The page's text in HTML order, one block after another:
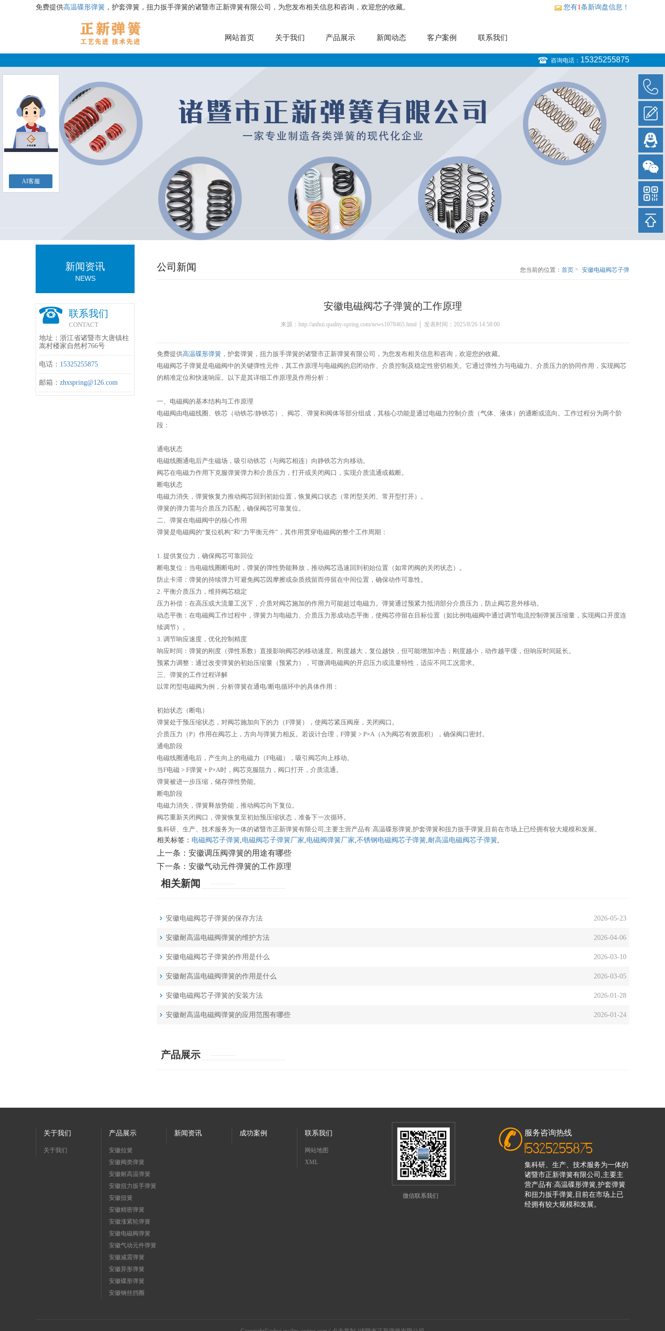
免费提供高温碟形弹簧 ，护套弹簧，扭力扳手弹簧的诸暨市正新弹簧有限公司，为您发布相关信息和咨询，欢迎您的收藏。 您有1条新询盘信息！
网站首页 关于我们 产品展示 新闻动态 客户案例 联系我们
咨询电话： 15325255875
新闻资讯
NEWS
联系我们
CONTACT
地址：浙江省诸暨市大唐镇柱
嵩村楼家自然村766号
电话： 15325255875
邮箱： zhxspring@126.com
公司新闻 您当前的位置： 首页 > 安徽电磁阀芯子弹
安徽电磁阀芯子弹簧的工作原理
来源：http://anhui.quality-spring.com/news1078465.html │ 发表时间：2025/8/26 14:58:00
免费提供高温碟形弹簧，护套弹簧，扭力扳手弹簧的诸暨市正新弹簧有限公司，为您发布相关信息和咨询，欢迎您的收藏。
电磁阀芯子弹簧是电磁阀中的关键弹性元件，其工作原理与电磁阀的启闭动作、介质控制及稳定性密切相关。它通过弹性力与电磁力、介质压力的协同作用，实现阀芯
的精准定位和快速响应。以下是其详细工作原理及作用分析：
一、电磁阀的基本结构与工作原理
电磁阀由电磁线圈、铁芯（动铁芯/静铁芯）、阀芯、弹簧和阀体等部分组成，其核心功能是通过电磁力控制介质（气体、液体）的通断或流向。工作过程分为两个阶
段：
通电状态
电磁线圈通电后产生磁场，吸引动铁芯（与阀芯相连）向静铁芯方向移动。
阀芯在电磁力作用下克服弹簧弹力和介质压力，打开或关闭阀口，实现介质流通或截断。
断电状态
电磁力消失，弹簧恢复力推动阀芯回到初始位置，恢复阀口状态（常闭型关闭、常开型打开）。
弹簧的弹力需与介质压力匹配，确保阀芯可靠复位。
二、弹簧在电磁阀中的核心作用
弹簧是电磁阀的“复位机构”和“力平衡元件”，其作用贯穿电磁阀的整个工作周期：
1. 提供复位力，确保阀芯可靠回位
断电复位：当电磁线圈断电时，弹簧的弹性势能释放，推动阀芯迅速回到初始位置（如常闭阀的关闭状态）。
防止卡滞：弹簧的持续弹力可避免阀芯因摩擦或杂质残留而停留在中间位置，确保动作可靠性。
2. 平衡介质压力，维持阀芯稳定
压力补偿：在高压或大流量工况下，介质对阀芯施加的作用力可能超过电磁力。弹簧通过预紧力抵消部分介质压力，防止阀芯意外移动。
动态平衡：在电磁阀工作过程中，弹簧力与电磁力、介质压力形成动态平衡，使阀芯停留在目标位置（如比例电磁阀中通过调节电流控制弹簧压缩量，实现阀口开度连
续调节）。
3. 调节响应速度，优化控制精度
响应时间：弹簧的刚度（弹性系数）直接影响阀芯的移动速度。刚度越大，复位越快，但可能增加冲击；刚度越小，动作越平缓，但响应时间延长。
预紧力调整：通过改变弹簧的初始压缩量（预紧力），可微调电磁阀的开启压力或流量特性，适应不同工况需求。
三、弹簧的工作过程详解
以常闭型电磁阀为例，分析弹簧在通电/断电循环中的具体作用：
初始状态（断电）
弹簧处于预压缩状态，对阀芯施加向下的力（F弹簧），使阀芯紧压阀座，关闭阀口。
介质压力（P）作用在阀芯上，方向与弹簧力相反。若设计合理，F弹簧 > P×A（A为阀芯有效面积），确保阀口密封。
通电阶段
电磁线圈通电后，产生向上的电磁力（F电磁），吸引阀芯向上移动。
当F电磁 > F弹簧 + P×A时，阀芯克服阻力，阀口打开，介质流通。
弹簧被进一步压缩，储存弹性势能。
断电阶段
电磁力消失，弹簧释放势能，推动阀芯向下复位。
阀芯重新关闭阀口，弹簧恢复至初始预压缩状态，准备下一次循环。
集科研、生产、技术服务为一体的诸暨市正新弹簧有限公司,主要主营产品有:高温碟形弹簧,护套弹簧和扭力扳手弹簧,目前在市场上已经拥有较大规模和发展。
相关标签： 电磁阀芯子弹簧,电磁阀芯子弹簧厂家,电磁阀弹簧厂家,不锈钢电磁阀芯子弹簧,耐高温电磁阀芯子弹簧,
上一条： 安徽调压阀弹簧的用途有哪些
下一条： 安徽气动元件弹簧的工作原理
相关新闻
安徽电磁阀芯子弹簧的保存方法 2026-05-23
安徽耐高温电磁阀弹簧的维护方法 2026-04-06
安徽电磁阀芯子弹簧的作用是什么 2026-03-10
安徽耐高温电磁阀弹簧的作用是什么 2026-03-05
安徽电磁阀芯子弹簧的安装方法 2026-01-28
安徽耐高温电磁阀弹簧的应用范围有哪些 2026-01-24
产品展示
关于我们
关于我们
产品展示
安徽拉簧
安徽阀类弹簧
安徽耐高温弹簧
安徽扭力扳手弹簧
安徽扭簧
安徽精密弹簧
安徽涨紧轮弹簧
安徽电磁阀弹簧
安徽气动元件弹簧
安徽减震弹簧
安徽异形弹簧
安徽碟形弹簧
安徽钢丝挡圈
新闻资讯 成功案例 联系我们
网站地图
XML
微信联系我们
服务咨询热线
15325255875
集科研、生产、技术服务为一体的
诸暨市正新弹簧有限公司,主要主
营产品有:高温碟形弹簧,护套弹簧
和扭力扳手弹簧,目前在市场上已
经拥有较大规模和发展。
AI客服